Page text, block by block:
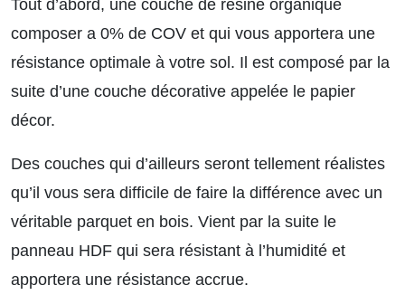
Tout d’abord, une couche de résine organique
composer a 0% de COV et qui vous apportera une
résistance optimale à votre sol. Il est composé par la
suite d’une couche décorative appelée le papier
décor.
Des couches qui d’ailleurs seront tellement réalistes
qu’il vous sera difficile de faire la différence avec un
véritable parquet en bois. Vient par la suite le
panneau HDF qui sera résistant à l’humidité et
apportera une résistance accrue.